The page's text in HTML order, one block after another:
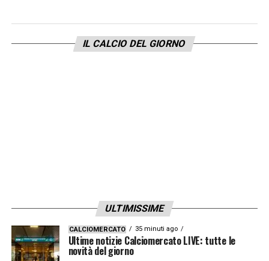
IL CALCIO DEL GIORNO
ULTIMISSIME
CALCIOMERCATO 35 minuti ago
Ultime notizie Calciomercato LIVE: tutte le
novità del giorno